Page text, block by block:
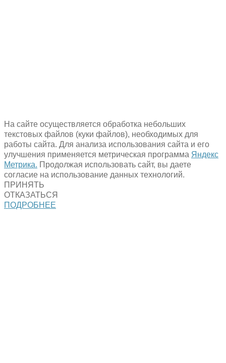
На сайте осуществляется обработка небольших
текстовых файлов (куки файлов), необходимых для
работы сайта. Для анализа использования сайта и его
улучшения применяется метрическая программа Яндекс
Метрика. Продолжая использовать сайт, вы даете
согласие на использование данных технологий.
ПРИНЯТЬ
ОТКАЗАТЬСЯ
ПОДРОБНЕЕ